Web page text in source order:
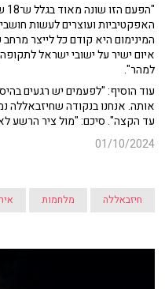
האפקטיביות ועוצרים לעשות
המינימום היא קודם כל לייצר
איום ישיר על ישובי ישראל
למהר".
עוד הוסיף: "לפעמים יש רגעים
אותה. אנחנו בנקודה שחיזבאללה
עד הקצה". סיכם: "מול ציר הרשע
01/10/2024
חיזבאללה מלחמות